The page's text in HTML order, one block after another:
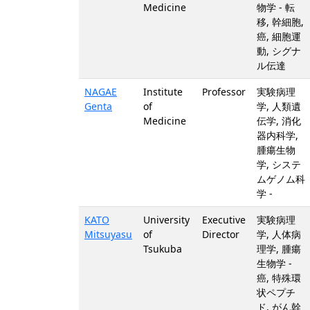
Medicine
物学 - 転
移, 幹細胞,
癌, 細胞運
動, シグナ
ル伝達
NAGAE
Genta
Institute
of
Medicine
Professor
実験病理
学, 人類遺
伝学, 消化
器内科学,
腫瘍生物
学, システ
ムゲノム科
学 -
KATO
Mitsuyasu
University
of
Tsukuba
Executive
Director
実験病理
学, 人体病
理学, 腫瘍
生物学 -
癌, 特殊環
状ペプチ
ド, がん幹